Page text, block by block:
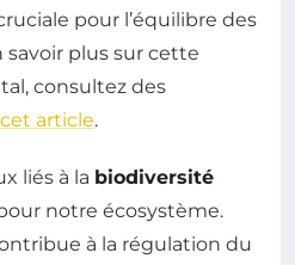
pour l’équilibre des
savoir plus sur cette
consultez des
cet article.
liés à la biodiversité
notre écosystème.
à la régulation du